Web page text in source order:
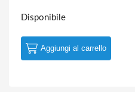
Disponibile
Aggiungi al carrello